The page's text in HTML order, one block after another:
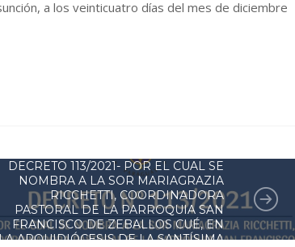
a los veinticuatro días del mes de diciembre
DECRETO 113/2021- POR EL CUAL SE
NOMBRA A LA SOR MARIAGRAZIA
RICCHETTI, COORDINADORA
PASTORAL DE LA PARROQUIA SAN
FRANCISCO DE ZEBALLOS CUÉ, EN
ARQUIDIÓCESIS DE LA SANTÍSIMA